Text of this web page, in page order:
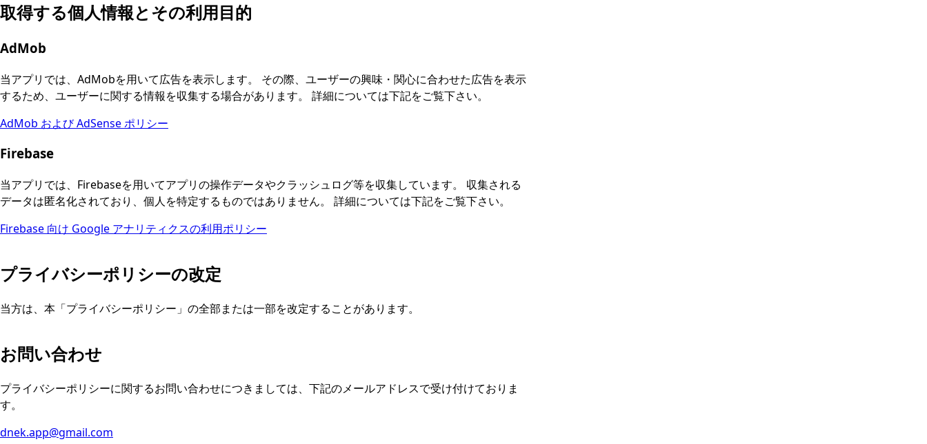
取得する個人情報とその利用目的
AdMob
当アプリでは、AdMobを用いて広告を表示します。 その際、ユーザーの興味・関心に合わせた広告を表示
するため、ユーザーに関する情報を収集する場合があります。 詳細については下記をご覧下さい。
AdMob および AdSense ポリシー
Firebase
当アプリでは、Firebaseを用いてアプリの操作データやクラッシュログ等を収集しています。 収集される
データは匿名化されており、個人を特定するものではありません。 詳細については下記をご覧下さい。
Firebase 向け Google アナリティクスの利用ポリシー
プライバシーポリシーの改定
当方は、本「プライバシーポリシー」の全部または一部を改定することがあります。
お問い合わせ
プライバシーポリシーに関するお問い合わせにつきましては、下記のメールアドレスで受け付けておりま
す。
dnek.app@gmail.com